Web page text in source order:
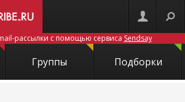
рассылки с помощью сервиса Sendsay
Группы Подборки